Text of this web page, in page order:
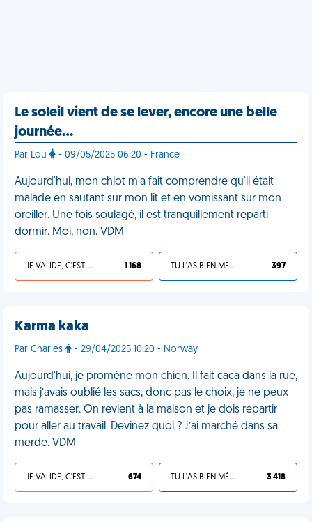
Le soleil vient de se lever, encore une belle
journée…
Par Lou - 09/05/2025 06:20 - France
Aujourd'hui, mon chiot m'a fait comprendre qu'il était
malade en sautant sur mon lit et en vomissant sur mon
oreiller. Une fois soulagé, il est tranquillement reparti
dormir. Moi, non. VDM
JE VALIDE, C'EST UNE VDM 1 168 TU L'AS BIEN MÉRITÉ 397
Karma kaka
Par Charles - 29/04/2025 10:20 - Norway
Aujourd'hui, je promène mon chien. Il fait caca dans la rue,
mais j’avais oublié les sacs, donc pas le choix, je ne peux
pas ramasser. On revient à la maison et je dois repartir
pour aller au travail. Devinez quoi ? J’ai marché dans sa
merde. VDM
JE VALIDE, C'EST UNE VDM 674 TU L'AS BIEN MÉRITÉ 3 418